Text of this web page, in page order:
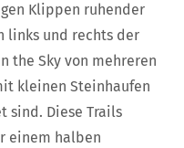
Klippen ruhender
links und rechts der
the Sky von mehreren
kleinen Steinhaufen
sind. Diese Trails
einem halben